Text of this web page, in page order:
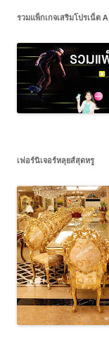
รวมแพ็กเกจเสริมโปรเน็ต
เฟอร์นิเจอร์หลุยส์สุดหรู